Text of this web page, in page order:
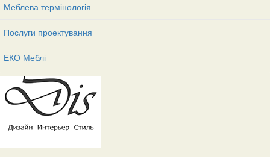
Меблева термінологія
Послуги проектування
ЕКО Меблі